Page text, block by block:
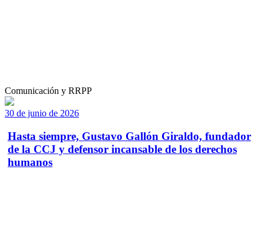
Comunicación y RRPP
30 de junio de 2026
Hasta siempre, Gustavo Gallón Giraldo, fundador
de la CCJ y defensor incansable de los derechos
humanos